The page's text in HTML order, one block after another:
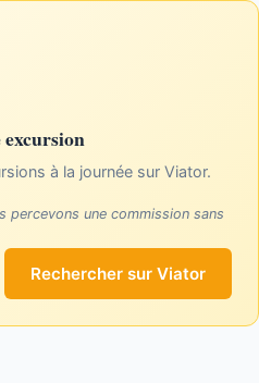
à la journée sur Viator.
percevons une commission sans
Rechercher sur Viator